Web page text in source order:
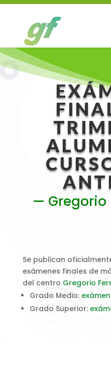
— Gregorio
Se publican
exámenes finales de
del centro Gregorio
Grado Medio:
Grado Superior: